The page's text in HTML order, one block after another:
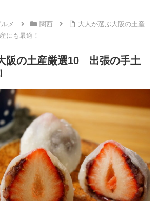
メ 関西
大人が選ぶ大阪の土産
にも最適！
阪の土産厳選10 出張の手土